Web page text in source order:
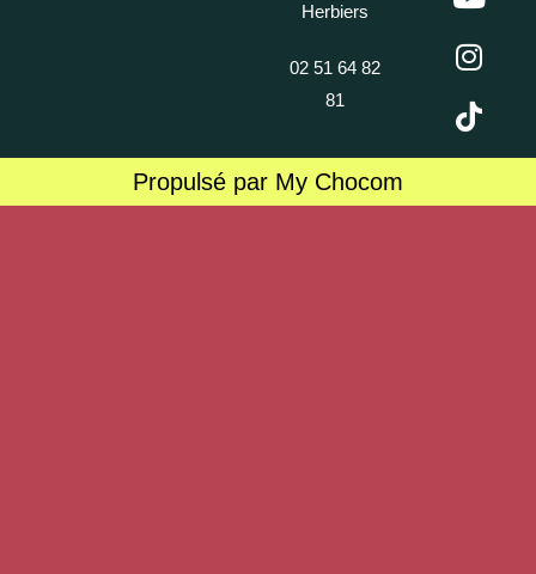
Herbiers
02 51 64 82
81
Propulsé par My Chocom